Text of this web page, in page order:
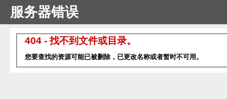
服务器错误
404 - 找不到文件或目录。
您要查找的资源可能已被删除，已更改名称或者暂时不可用。